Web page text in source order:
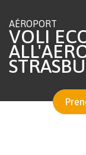
AÉROPORT
VOLI